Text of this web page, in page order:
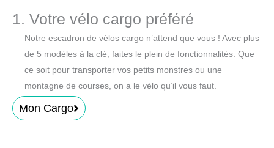
1. Votre vélo cargo préféré
Notre escadron de vélos cargo n’attend que vous ! Avec plus
de 5 modèles à la clé, faites le plein de fonctionnalités. Que
ce soit pour transporter vos petits monstres ou une
montagne de courses, on a le vélo qu’il vous faut.
Mon Cargo